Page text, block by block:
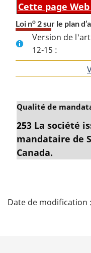
Cette page
Loi no 2 sur le plan
Version de
12-15 :
N
t
e
m
a
n
Qualité de
253 La société
mandataire de
Canada.
é
Date de modification :